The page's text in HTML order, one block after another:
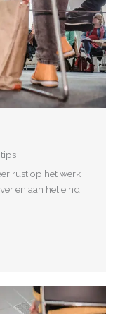
rust op het werk
en aan het eind